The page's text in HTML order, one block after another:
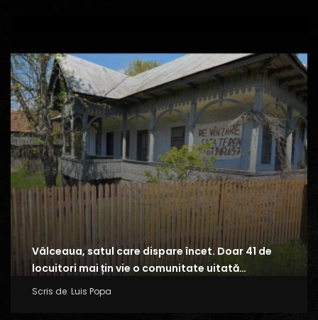
Vâlceaua, satul care dispare încet. Doar 41 de
locuitori mai țin vie o comunitate uitată…
Scris de Luis Popa